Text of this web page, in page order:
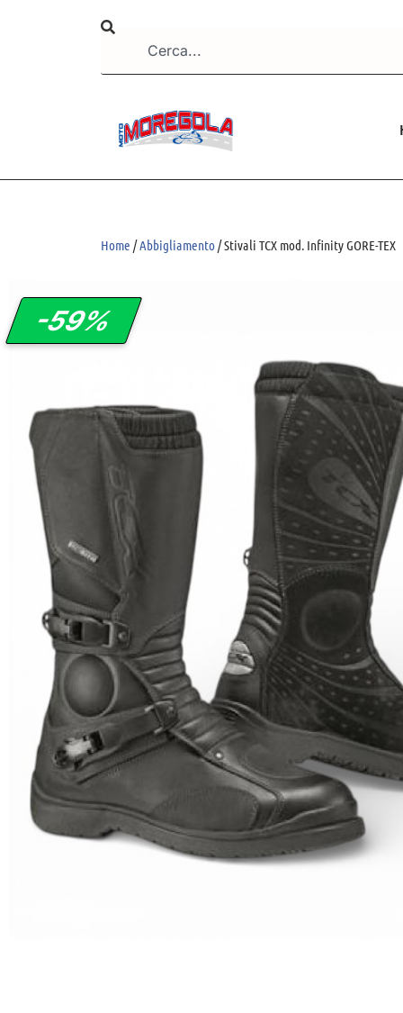
Home /Abbigliamento/ Stivali TCX mod. Infinity GORE-TEX
-59%